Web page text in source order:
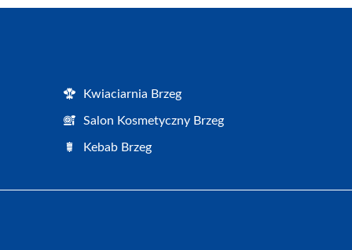
Kwiaciarnia Brzeg
Salon Kosmetyczny Brzeg
Kebab Brzeg